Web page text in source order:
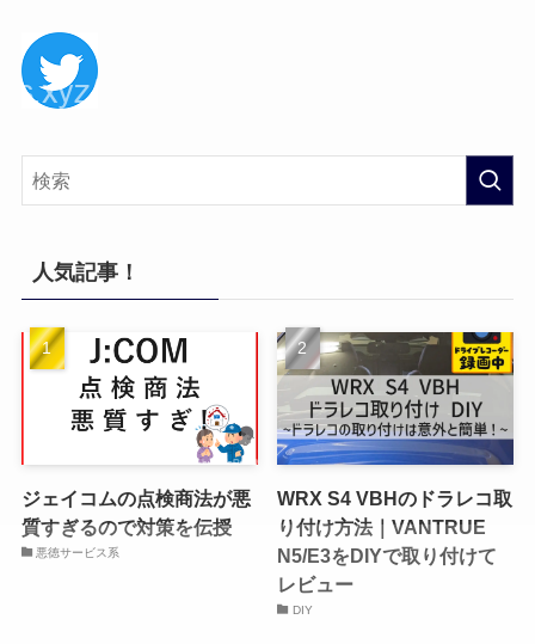
人気記事！
ジェイコムの点検商法が悪
質すぎるので対策を伝授
悪徳サービス系
WRX S4 VBHのドラレコ取
り付け方法｜VANTRUE
N5/E3をDIYで取り付けて
レビュー
DIY